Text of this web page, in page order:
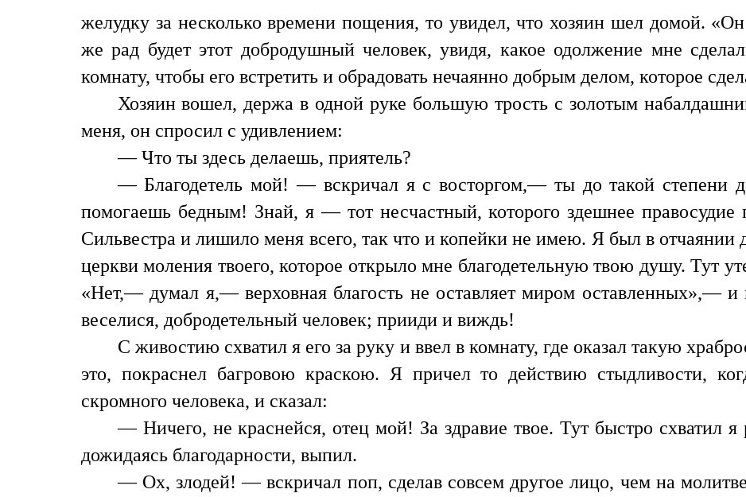
желудку за несколько времени пощения, то увидел, что хозяин шел домой.
же рад будет этот добродушный человек, увидя, какое одолжение мне
комнату, чтобы его встретить и обрадовать нечаянно добрым делом, которое
Хозяин вошел, держа в одной руке большую трость с золотым
меня, он спросил с удивлением:
— Что ты здесь делаешь, приятель?
— Благодетель мой! — вскричал я с восторгом,— ты до такой степени
помогаешь бедным! Знай, я — тот несчастный, которого здешнее правосудие
Сильвестра и лишило меня всего, так что и копейки не имею. Я был в отчаянии
церкви моления твоего, которое открыло мне благодетельную твою душу. Тут
«Нет,— думал я,— верховная благость не оставляет миром оставленных»,—
веселися, добродетельный человек; прииди и виждь!
С живостию схватил я его за руку и ввел в комнату, где оказал такую
это, покраснел багровою краскою. Я причел то действию стыдливости,
скромного человека, и сказал:
— Ничего, не краснейся, отец мой! За здравие твое. Тут быстро схватил
дожидаясь благодарности, выпил.
— Ох, злодей! — вскричал поп, сделав совсем другое лицо, чем на